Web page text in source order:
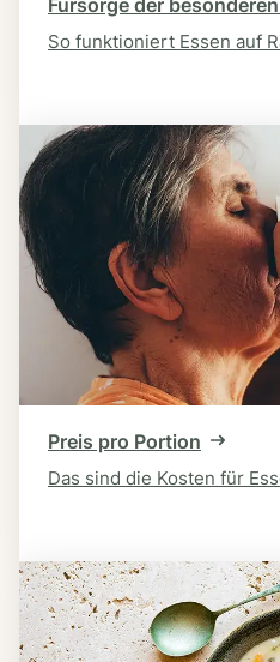
Fürsorge der
So funktioniert Essen auf
Preis pro Portion
Das sind die Kosten für